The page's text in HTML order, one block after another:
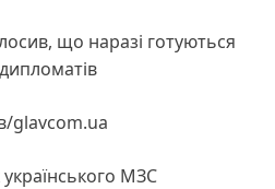
що наразі готуються
glavcom.ua
МЗС